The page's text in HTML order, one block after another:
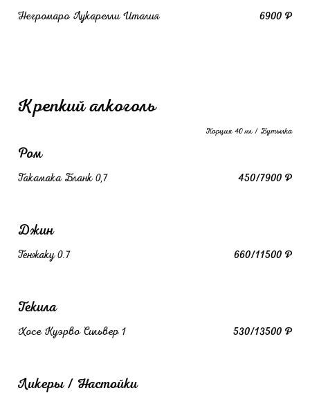
Негромаро Лукарелли Италия 6900 ₽
Крепкий алкоголь
Порция 40 мл / Бутылка
Ром
Такамака Бланк 0,7 450/7900 ₽
Джин
Тенжаку 0.7 660/11500 ₽
Текила
Хосе Куэрво Сильвер 1 530/13500 ₽
Ликеры / Настойки